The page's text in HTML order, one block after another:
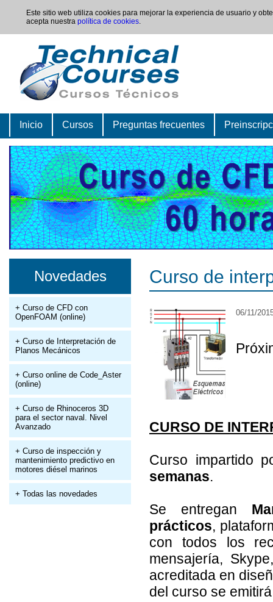
Este sitio web utiliza cookies para mejorar la experiencia de usuario y
acepta nuestra política de cookies.
Inicio Cursos Preguntas frecuentes
Novedades
+ Curso de CFD con
OpenFOAM (online)
+ Curso de Interpretación de
Planos Mecánicos
+ Curso online de Code_Aster
(online)
+ Curso de Rhinoceros 3D
para el sector naval. Nivel
Avanzado
+ Curso de inspección y
mantenimiento predictivo en
motores diésel marinos
+ Todas las novedades
Curso de
06/11/
CURSO DE
Curso impartido
semanas.
Se entregan
prácticos,
con todos los
mensajería,
acreditada en
del curso se